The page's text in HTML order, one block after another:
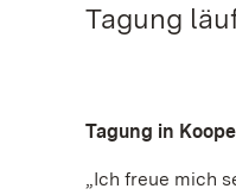
Tagung
Tagung in
„Ich freue mich